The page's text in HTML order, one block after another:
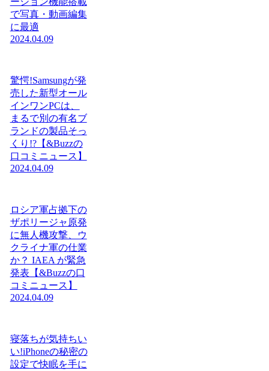
で写真・動画編集
に最適
2024.04.09
驚愕!Samsungが発
売した新型オール
インワンPCは、
まるで別の有名ブ
ランドの製品そっ
くり!?【&Buzzの
口コミニュース】
2024.04.09
ロシア軍占拠下の
ザポリージャ原発
に無人機攻撃、ウ
クライナ軍の仕業
か？ IAEA が緊急
発表【&Buzzの口
コミニュース】
2024.04.09
寝落ちが気持ちい
い!iPhoneの秘密の
設定で快眠を手に